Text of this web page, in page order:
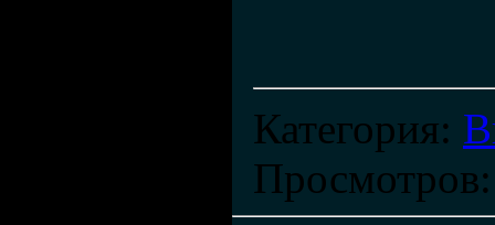
Категория:
Просмотров